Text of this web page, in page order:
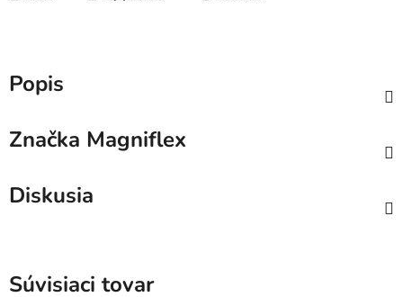
Popis
Značka Magniflex
Diskusia
Súvisiaci tovar